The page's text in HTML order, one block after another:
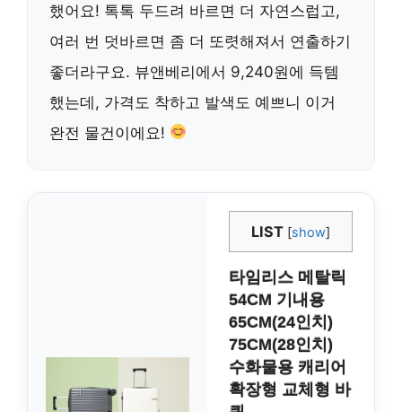
했어요! 톡톡 두드려 바르면 더 자연스럽고,
여러 번 덧바르면 좀 더 또렷해져서 연출하기
좋더라구요. 뷰앤베리에서 9,240원에 득템
했는데, 가격도 착하고 발색도 예쁘니 이거
완전 물건이에요!
LIST [show]
타임리스 메탈릭
54CM 기내용
65CM(24인치)
75CM(28인치)
수화물용 캐리어
확장형 교체형 바